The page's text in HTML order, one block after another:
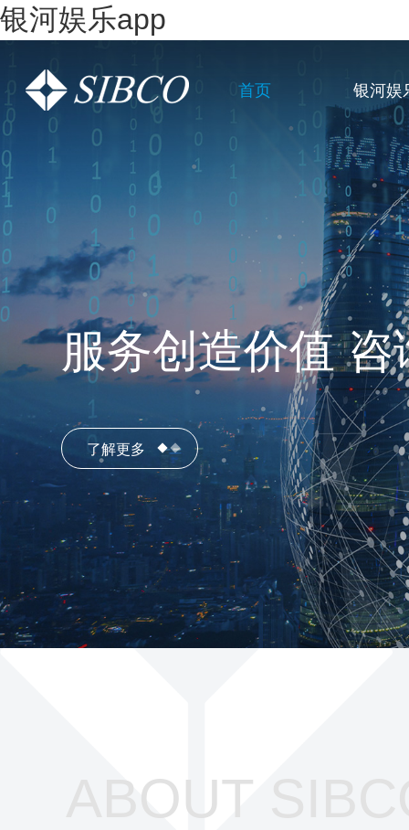
银河娱乐app
首页 银河娱
服务创造价值 咨
了解更多
一站式全链条企
了解更多
ABOUT